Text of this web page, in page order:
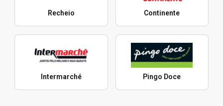
Recheio Continente
Intermarché Pingo Doce